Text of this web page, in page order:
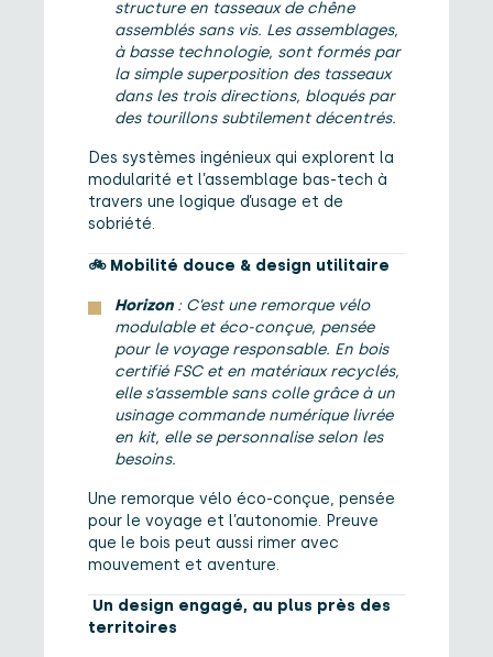
structure en tasseaux de chêne
assemblés sans vis. Les assemblages,
à basse technologie, sont formés par
la simple superposition des tasseaux
dans les trois directions, bloqués par
des tourillons subtilement décentrés.
Des systèmes ingénieux qui explorent la
modularité et l’assemblage bas-tech à
travers une logique d’usage et de
sobriété.
🚲Mobilité douce & design utilitaire
Horizon: C’est une remorque vélo
modulable et éco-conçue, pensée
pour le voyage responsable. En bois
certifié FSC et en matériaux recyclés,
elle s’assemble sans colle grâce à un
usinage commande numérique livrée
en kit, elle se personnalise selon les
besoins.
Une remorque vélo éco-conçue, pensée
pour le voyage et l’autonomie. Preuve
que le bois peut aussi rimer avec
mouvement et aventure.
Un design engagé, au plus près des
territoires